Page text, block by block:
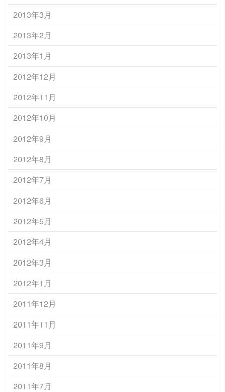
2013年3月
2013年2月
2013年1月
2012年12月
2012年11月
2012年10月
2012年9月
2012年8月
2012年7月
2012年6月
2012年5月
2012年4月
2012年3月
2012年1月
2011年12月
2011年11月
2011年9月
2011年8月
2011年7月